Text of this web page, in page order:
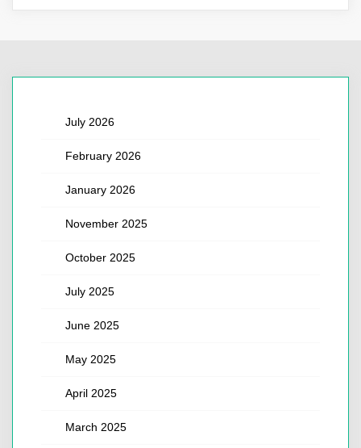
July 2026
February 2026
January 2026
November 2025
October 2025
July 2025
June 2025
May 2025
April 2025
March 2025